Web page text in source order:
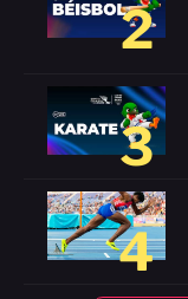
2
3
4